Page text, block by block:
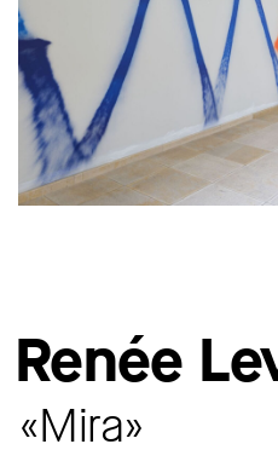
Renée
«Mira»